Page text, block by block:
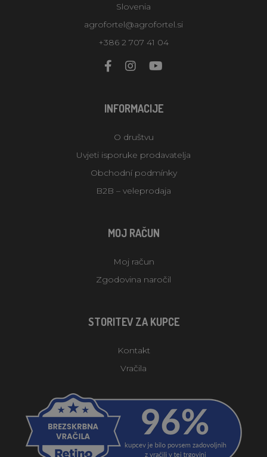
Slovenia
agrofortel@agrofortel.si
+386 2 707 41 04
INFORMACIJE
O društvu
Uvjeti isporuke prodavatelja
Obchodní podmínky
B2B – veleprodaja
MOJ RAČUN
Moj račun
Zgodovina naročil
STORITEV ZA KUPCE
Kontakt
Vračila